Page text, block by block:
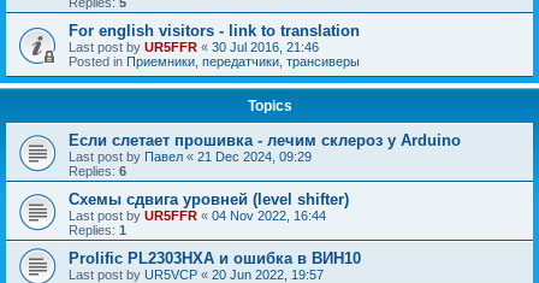
For english visitors - link to translation
Last post by UR5FFR « 30 Jul 2016, 21:46
Posted in Приемники, передатчики, трансиверы
Topics
Если слетает прошивка - лечим склероз у Arduino
Last post by Павел « 21 Dec 2024, 09:29
Replies: 6
Схемы сдвига уровней (level shifter)
Last post by UR5FFR « 04 Nov 2022, 16:44
Replies: 1
Prolific PL2303HXA и ошибка в ВИН10
Last post by UR5VCP « 20 Jun 2022, 19:57